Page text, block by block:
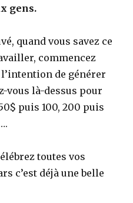
gens.
quand vous savez ce
commencez
de générer
vous là-dessus pour
puis 100, 200 puis
toutes vos
c’est déjà une belle